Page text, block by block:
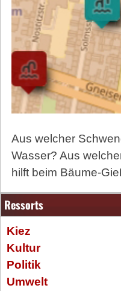
Aus welcher
Wasser? Aus
hilft beim Bäume-
Ressorts
Kiez
Kultur
Politik
Umwelt